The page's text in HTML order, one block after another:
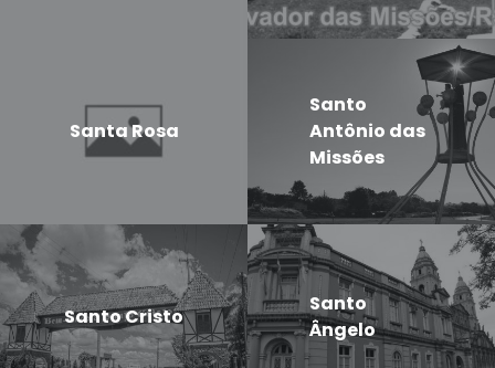
Santa Rosa
Santo
Antônio das
Missões
Santo Cristo
Santo
Ângelo